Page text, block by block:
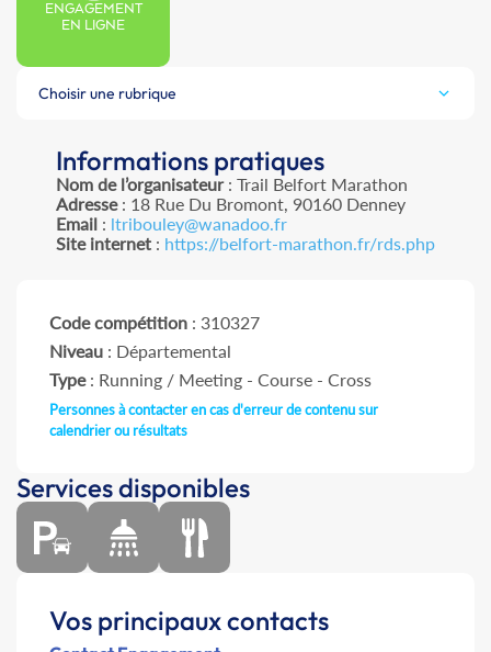
ENGAGEMENT
EN LIGNE
Choisir une rubrique
Informations pratiques
Nom de l’organisateur: Trail Belfort Marathon
Adresse: 18 Rue Du Bromont, 90160 Denney
Email : ltribouley@wanadoo.fr
Site internet : https://belfort-marathon.fr/rds.php
Code compétition : 310327
Niveau : Départemental
Type: Running / Meeting - Course - Cross
Personnes à contacter en cas d'erreur de contenu sur
calendrier ou résultats
Services disponibles
Vos principaux contacts